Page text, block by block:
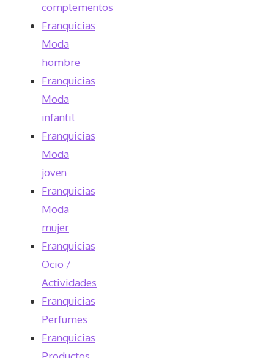
complementos
Franquicias
Moda
hombre
Franquicias
Moda
infantil
Franquicias
Moda
joven
Franquicias
Moda
mujer
Franquicias
Ocio /
Actividades
Franquicias
Perfumes
Franquicias